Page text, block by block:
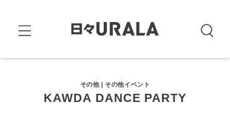
その他 | その他イベント
KAWDA DANCE PARTY